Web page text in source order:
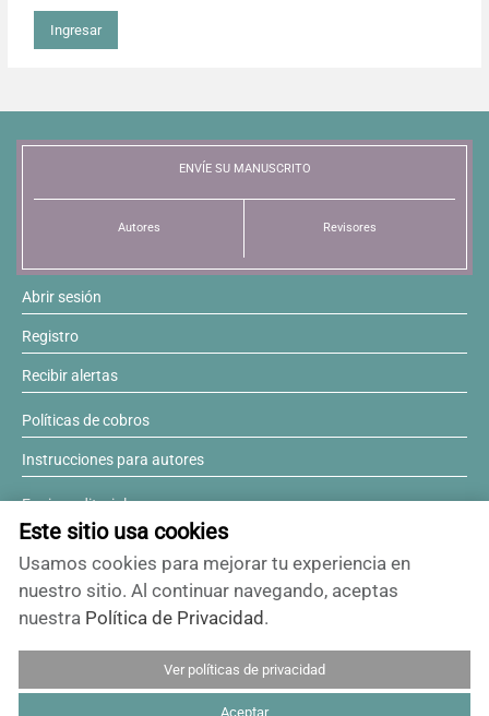
Este sitio usa cookies
Usamos cookies para mejorar tu experiencia en
nuestro sitio. Al continuar navegando, aceptas
nuestra Política de Privacidad.
Ver políticas de privacidad
Aceptar
Ingresar
ENVÍE SU MANUSCRITO
Autores Revisores
Abrir sesión
Registro
Recibir alertas
Políticas de cobros
Instrucciones para autores
Equipo editorial
Comité editorial
¿Desea ser revisor?
Contactos y soporte
ISSN 0717-6384